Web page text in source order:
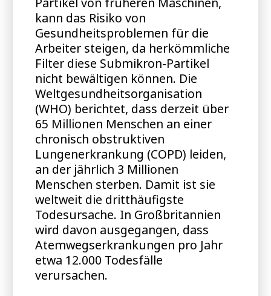
kann das Risiko von
Gesundheitsproblemen für die
Arbeiter steigen, da herkömmliche
Filter diese Submikron-Partikel
nicht bewältigen können. Die
Weltgesundheitsorganisation
(WHO) berichtet, dass derzeit über
65 Millionen Menschen an einer
chronisch obstruktiven
Lungenerkrankung (COPD) leiden,
an der jährlich 3 Millionen
Menschen sterben. Damit ist sie
weltweit die dritthäufigste
Todesursache. In Großbritannien
wird davon ausgegangen, dass
Atemwegserkrankungen pro Jahr
etwa 12.000 Todesfälle
verursachen.